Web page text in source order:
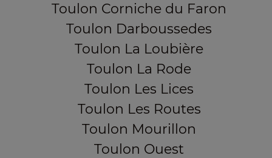
Toulon Corniche du Faron
Toulon Darboussedes
Toulon La Loubière
Toulon La Rode
Toulon Les Lices
Toulon Les Routes
Toulon Mourillon
Toulon Ouest